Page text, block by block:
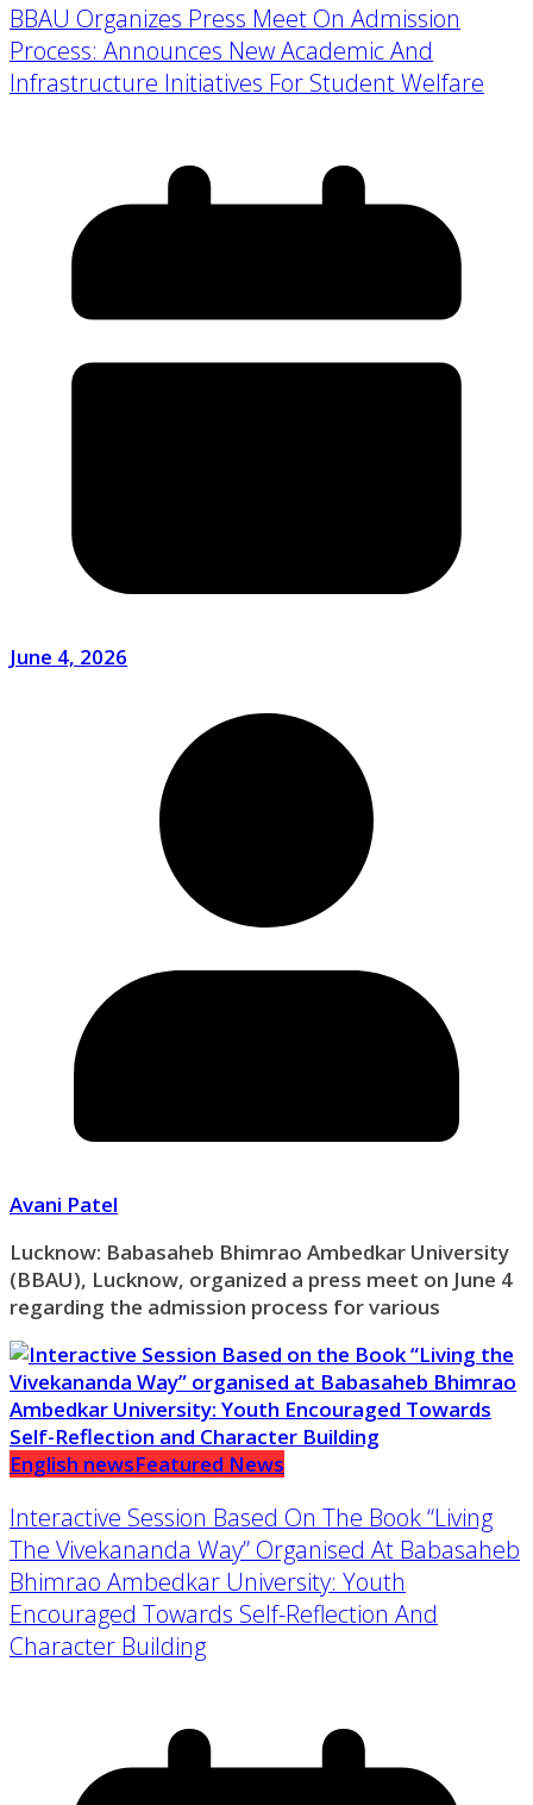
BBAU Organizes Press Meet On Admission
Process: Announces New Academic And
Infrastructure Initiatives For Student Welfare
June 4, 2026
Avani Patel
Lucknow: Babasaheb Bhimrao Ambedkar University
(BBAU), Lucknow, organized a press meet on June 4
regarding the admission process for various
English newsFeatured News
Interactive Session Based On The Book “Living
The Vivekananda Way” Organised At Babasaheb
Bhimrao Ambedkar University: Youth
Encouraged Towards Self-Reflection And
Character Building